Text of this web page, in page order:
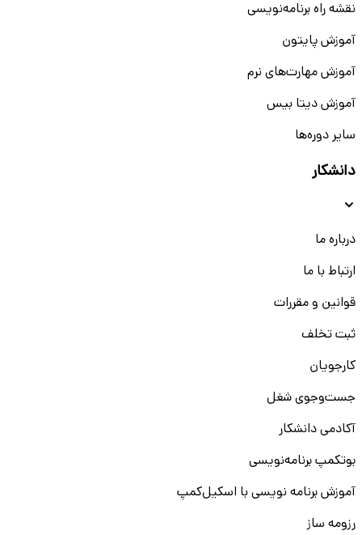
نقشه راه برنامه‌نویسی
آموزش پایتون
آموزش مهارت‌های نرم
آموزش دیتا بیس
سایر دوره‌ها
دانشکار
درباره ما
ارتباط با ما
قوانین و مقررات
ثبت تخلف
کارجویان
جست‌و‌جوی شغل
آکادمی دانشکار
بوتکمپ برنامه‌نویسی
آموزش برنامه نویسی با اسکیل‌کمپ
رزومه ساز